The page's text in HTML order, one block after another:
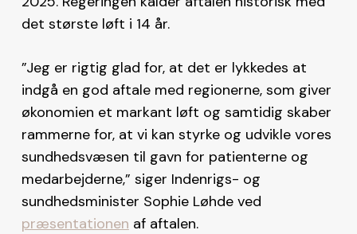
det største løft i 14 år.
”Jeg er rigtig glad for, at det er lykkedes at
indgå en god aftale med regionerne, som giver
økonomien et markant løft og samtidig skaber
rammerne for, at vi kan styrke og udvikle vores
sundhedsvæsen til gavn for patienterne og
medarbejderne,” siger Indenrigs- og
sundhedsminister Sophie Løhde ved
præsentationen af aftalen.